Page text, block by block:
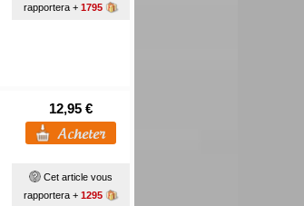
rapportera + 1795
12,95 €
Cet article vous
rapportera + 1295